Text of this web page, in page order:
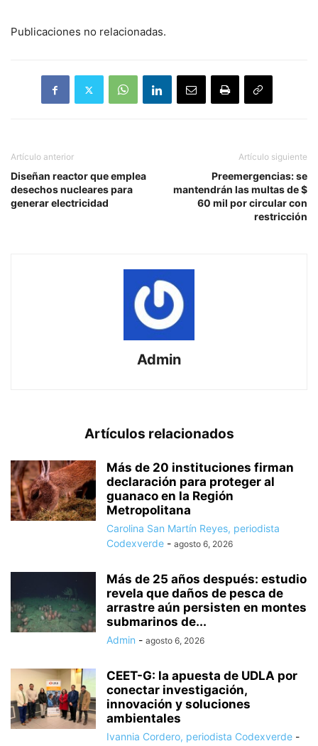
Publicaciones no relacionadas.
Artículo anterior
Diseñan reactor que emplea
desechos nucleares para
generar electricidad
Artículo siguiente
Preemergencias: se
mantendrán las multas de $
60 mil por circular con
restricción
Admin
Artículos relacionados
Más de 20 instituciones firman
declaración para proteger al
guanaco en la Región
Metropolitana
Carolina San Martín Reyes, periodista
Codexverde - agosto 6, 2026
Más de 25 años después: estudio
revela que daños de pesca de
arrastre aún persisten en montes
submarinos de...
Admin - agosto 6, 2026
CEET-G: la apuesta de UDLA por
conectar investigación,
innovación y soluciones
ambientales
Ivannia Cordero, periodista Codexverde -